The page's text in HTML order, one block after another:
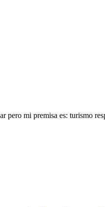
pero mi premisa es: turismo